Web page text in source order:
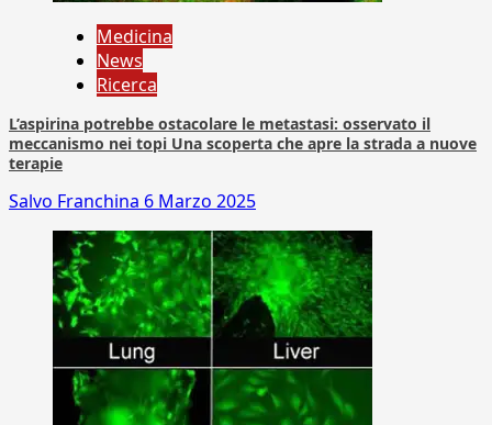
Medicina
News
Ricerca
L’aspirina potrebbe ostacolare le metastasi: osservato il
meccanismo nei topi Una scoperta che apre la strada a nuove
terapie
Salvo Franchina 6 Marzo 2025